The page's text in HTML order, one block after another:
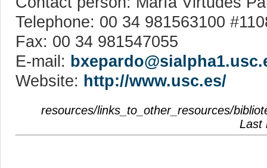
Telephone: 00 34 981563100
Fax: 00 34 981547055
E-mail:
Website: http://www.usc.es/
resources/links_to_other_resources/
Last